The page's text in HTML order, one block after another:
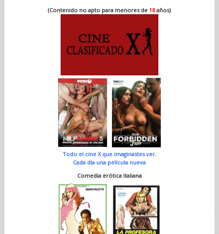
(Contenido no apto para menores de 18años)
Todo el cine X que imaginastes ver.
Cada día una película nueva
Comedia erótica italiana